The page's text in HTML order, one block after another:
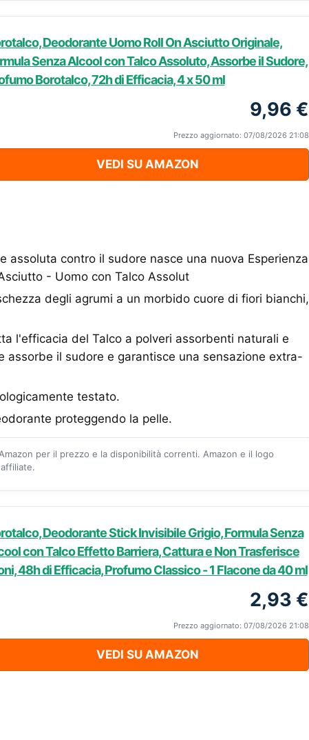
Deodorante Uomo Roll On Asciutto Originale,
Senza Alcool con Talco Assoluto, Assorbe il Sudore,
Borotalco, 72h di Efficacia, 4 x 50 ml
9,96 €
Prezzo aggiornato: 07/08/2026 21:08
VEDI SU AMAZON
assoluta contro il sudore nasce una nuova Esperienza
- Uomo con Talco Assolut
degli agrumi a un morbido cuore di fiori bianchi,
l'efficacia del Talco a polveri assorbenti naturali e
assorbe il sudore e garantisce una sensazione extra-
testato.
proteggendo la pelle.
per il prezzo e la disponibilità correnti. Amazon e il logo
Deodorante Stick Invisibile Grigio, Formula Senza
con Talco Effetto Barriera, Cattura e Non Trasferisce
48h di Efficacia, Profumo Classico - 1 Flacone da 40 ml
2,93 €
Prezzo aggiornato: 07/08/2026 21:08
VEDI SU AMAZON